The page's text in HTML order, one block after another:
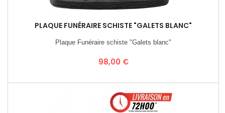
PLAQUE FUNÉRAIRE SCHISTE "GALETS BLANC"
Plaque Funéraire schiste "Galets blanc"
Prix
98,00 €